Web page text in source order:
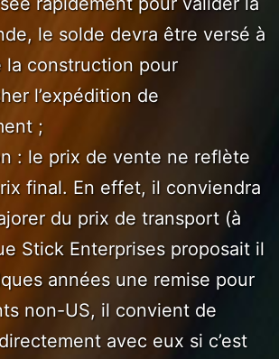
le solde devra être versé à
la construction pour
l’expédition de
;
: le prix de vente ne reflète
final. En effet, il conviendra
du prix de transport (à
Stick Enterprises proposait il
années une remise pour
non-US, il convient de
avec eux si c’est